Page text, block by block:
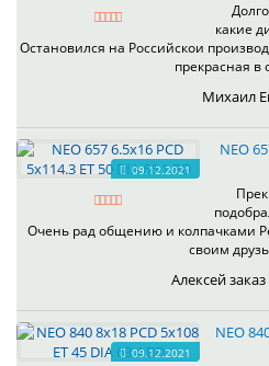
какие
Остановился на Российскои
прекрасная в
Михаил
09.12.2021
NEO
Очень рад общению и колпачками
своим
Алексей
09.12.2021
NEO